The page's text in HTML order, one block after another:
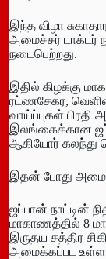
இந்த விழா
அமைச்சர் டாக்டர்
நடைபெற்றது.
இதில் கிழக்கு
ரட்ணசேகர,
வாய்ப்புகள்
இலங்கைக்கான
ஆகியோர்
இதன் போது
ஜப்பான் நாட்டின்
மாகாணத்தில் 8
இருதய சத்திர
அமைக்கப்பட